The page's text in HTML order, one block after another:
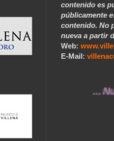
contenido es
públicamente
contenido. No
nueva a partir
Web:
E-Mail:
... Nuestros